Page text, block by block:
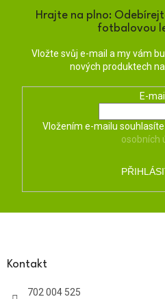
Hrajte na plno:
fotbalovou
Vložte svůj e-mail a my vám
nových produktech
E-mail
Vložením e-mailu souhlasíte
osobních
Kontakt
702 004 525